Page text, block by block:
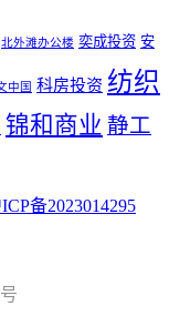
北外滩办公楼 奕成投资 安
中国 科房投资 纺织
锦和商业 静工
备2023014295